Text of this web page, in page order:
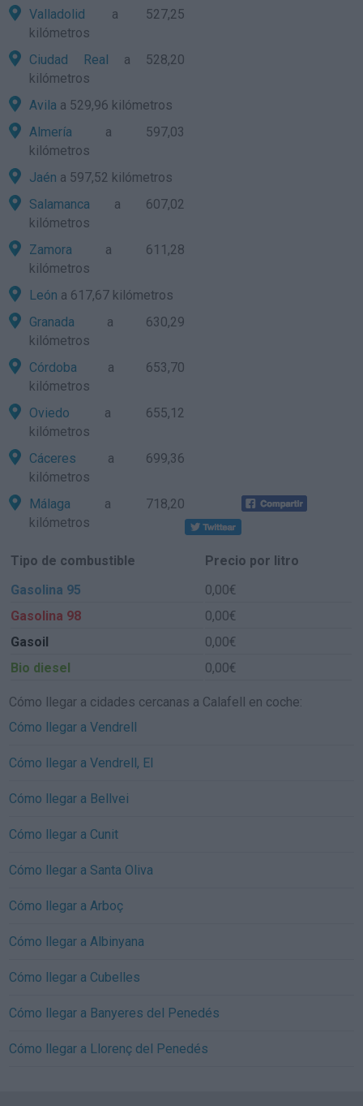
Valladolid a 527,25
kilómetros
Ciudad Real a 528,20
kilómetros
Avila a 529,96 kilómetros
Almería a 597,03
kilómetros
Jaén a 597,52 kilómetros
Salamanca a 607,02
kilómetros
Zamora a 611,28
kilómetros
León a 617,67 kilómetros
Granada a 630,29
kilómetros
Córdoba a 653,70
kilómetros
Oviedo a 655,12
kilómetros
Cáceres a 699,36
kilómetros
Málaga a 718,20
kilómetros
Tipo de combustible
Precio por litro
Gasolina 95
0,00€
Gasolina 98
0,00€
Gasoil
0,00€
Bio diesel
0,00€
Cómo llegar a cidades cercanas a Calafell en coche:
Cómo llegar a Vendrell
Cómo llegar a Vendrell, El
Cómo llegar a Bellvei
Cómo llegar a Cunit
Cómo llegar a Santa Oliva
Cómo llegar a Arboç
Cómo llegar a Albinyana
Cómo llegar a Cubelles
Cómo llegar a Banyeres del Penedés
Cómo llegar a Llorenç del Penedés